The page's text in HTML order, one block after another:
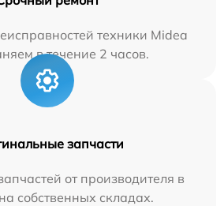
техники Midea
в течение 2 часов.
запчасти
от производителя в
собственных складах.